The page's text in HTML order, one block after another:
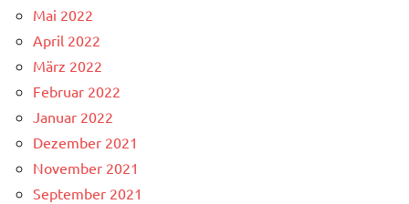
Mai 2022
April 2022
März 2022
Februar 2022
Januar 2022
Dezember 2021
November 2021
September 2021